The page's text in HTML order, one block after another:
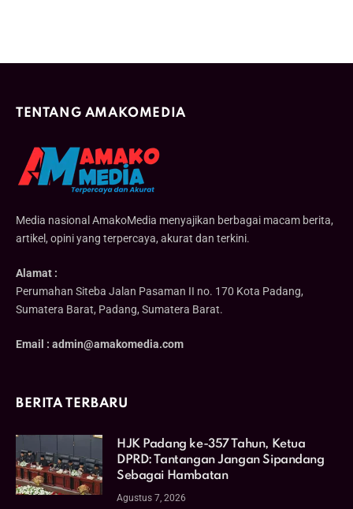
TENTANG AMAKOMEDIA
Media nasional AmakoMedia menyajikan berbagai macam berita,
artikel, opini yang terpercaya, akurat dan terkini.
Alamat :
Perumahan Siteba Jalan Pasaman II no. 170 Kota Padang,
Sumatera Barat, Padang, Sumatera Barat.
Email : admin@amakomedia.com
BERITA TERBARU
HJK Padang ke-357 Tahun, Ketua
DPRD: Tantangan Jangan Sipandang
Sebagai Hambatan
Agustus 7, 2026